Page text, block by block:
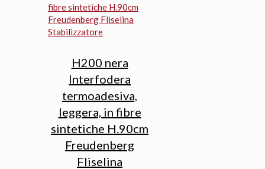
H200 nera
Interfodera
termoadesiva,
leggera, in fibre
sintetiche H.90cm
Freudenberg
Fliselina